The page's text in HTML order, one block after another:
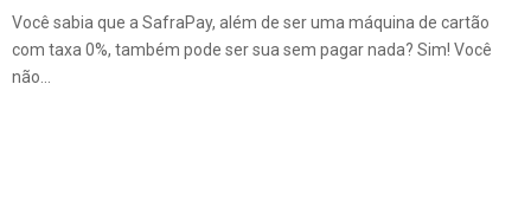
Você sabia que a SafraPay, além de ser uma máquina de cartão
com taxa 0%, também pode ser sua sem pagar nada? Sim! Você
não...